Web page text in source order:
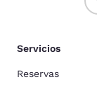
Servicios
Reservas